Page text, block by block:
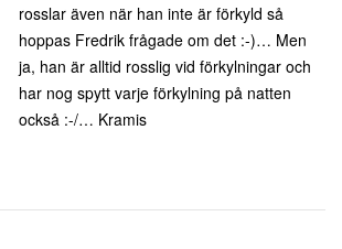
rosslar även när han inte är förkyld så
hoppas Fredrik frågade om det :-)… Men
ja, han är alltid rosslig vid förkylningar och
har nog spytt varje förkylning på natten
också :-/… Kramis